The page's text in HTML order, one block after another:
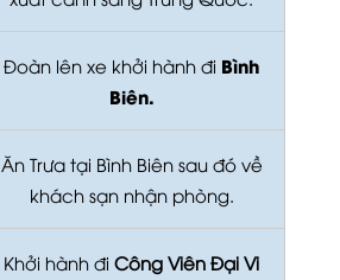
Đoàn lên xe khởi hành đi Bình
Biên.
Ăn Trưa tại Bình Biên sau đó về
khách sạn nhận phòng.
Khởi hành đi Công Viên Đại Vi